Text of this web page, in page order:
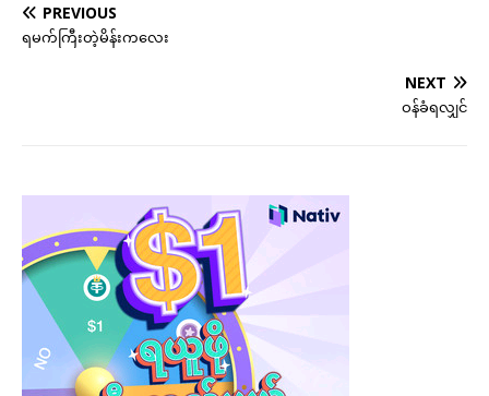
PREVIOUS
ရမက်ကြီးတဲ့မိန်းကလေး
NEXT
ဝန်ခံရလျှင်